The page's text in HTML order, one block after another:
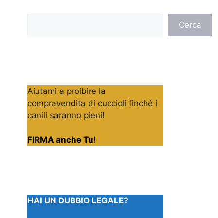
Cerca
Aiutami a proibire la
compravendita di cuccioli finché i
canili saranno pieni!
FIRMA anche Tu!
HAI UN DUBBIO LEGALE?